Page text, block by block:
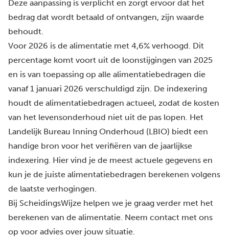
Deze aanpassing is verplicht en zorgt ervoor dat het
bedrag dat wordt betaald of ontvangen, zijn waarde
behoudt.
Voor 2026 is de alimentatie met 4,6% verhoogd. Dit
percentage komt voort uit de loonstijgingen van 2025
en is van toepassing op alle alimentatiebedragen die
vanaf 1 januari 2026 verschuldigd zijn. De indexering
houdt de alimentatiebedragen actueel, zodat de kosten
van het levensonderhoud niet uit de pas lopen. Het
Landelijk Bureau Inning Onderhoud (LBIO) biedt een
handige bron voor het verifiëren van de jaarlijkse
indexering. Hier vind je de meest actuele gegevens en
kun je de juiste alimentatiebedragen berekenen volgens
de laatste verhogingen.
Bij ScheidingsWijze helpen we je graag verder met het
berekenen van de alimentatie. Neem contact met ons
op voor advies over jouw situatie.